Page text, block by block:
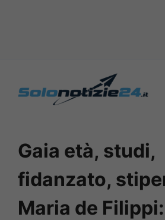
Gaia età, studi,
fidanzato,
Maria de